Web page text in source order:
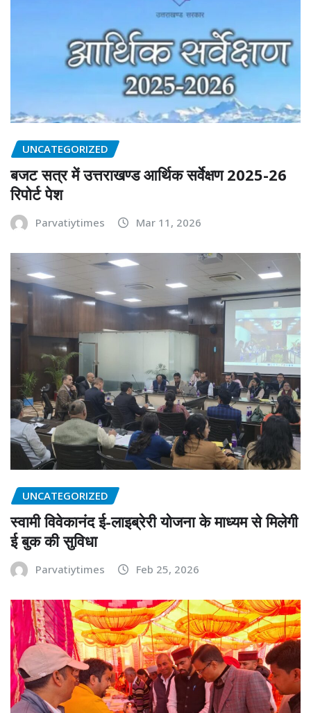
UNCATEGORIZED
बजट सत्र में उत्तराखण्ड आर्थिक सर्वेक्षण 2025-26
रिपोर्ट पेश
Parvatiytimes Mar 11, 2026
UNCATEGORIZED
स्वामी विवेकानंद ई-लाइब्रेरी योजना के माध्यम से मिलेगी
ई बुक की सुविधा
Parvatiytimes Feb 25, 2026